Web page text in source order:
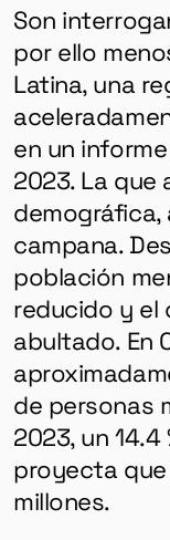
Son
por ello
Latina, una
en un
2023. La que
demográfica,
campana.
población
reducido y el
abultado. En
de personas
2023, un
proyecta que
millones.